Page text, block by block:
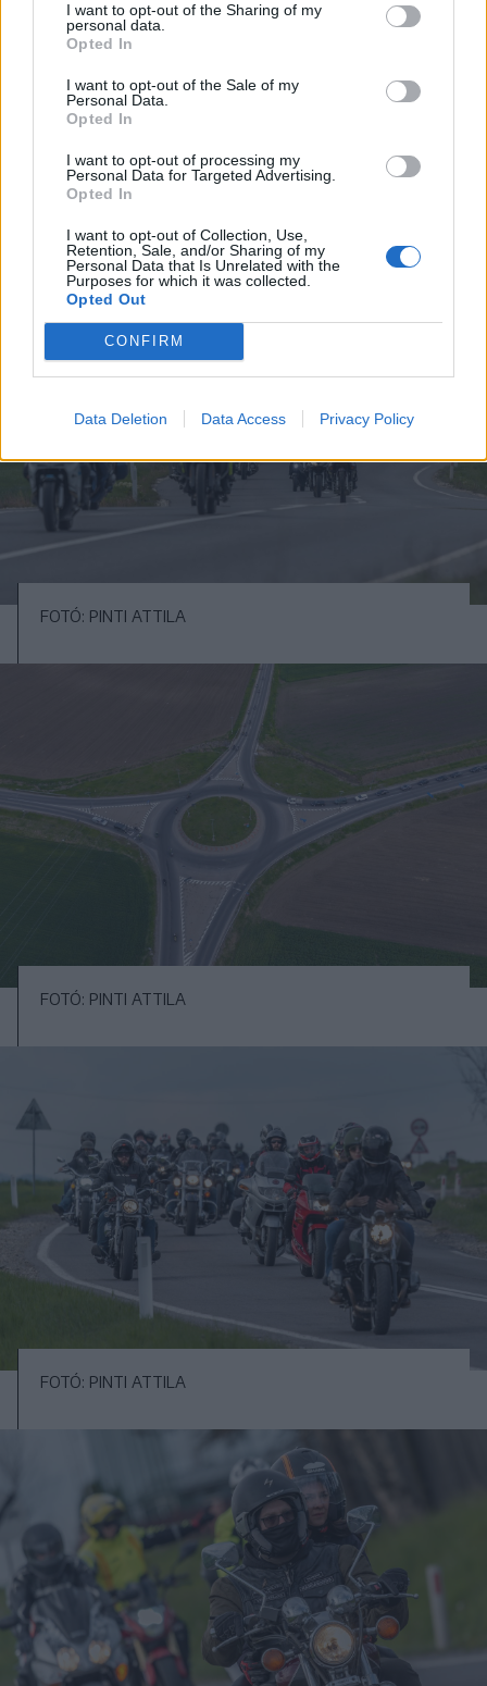
I want to opt-out of the Sharing of my
personal data.
Opted In
I want to opt-out of the Sale of my
Personal Data.
Opted In
I want to opt-out of processing my
Personal Data for Targeted Advertising.
Opted In
I want to opt-out of Collection, Use,
Retention, Sale, and/or Sharing of my
Personal Data that Is Unrelated with the
Purposes for which it was collected.
Opted Out
CONFIRM
Data Deletion Data Access Privacy Policy
FOTÓ: PINTI ATTILA
FOTÓ: PINTI ATTILA
FOTÓ: PINTI ATTILA
FOTÓ: PINTI ATTILA